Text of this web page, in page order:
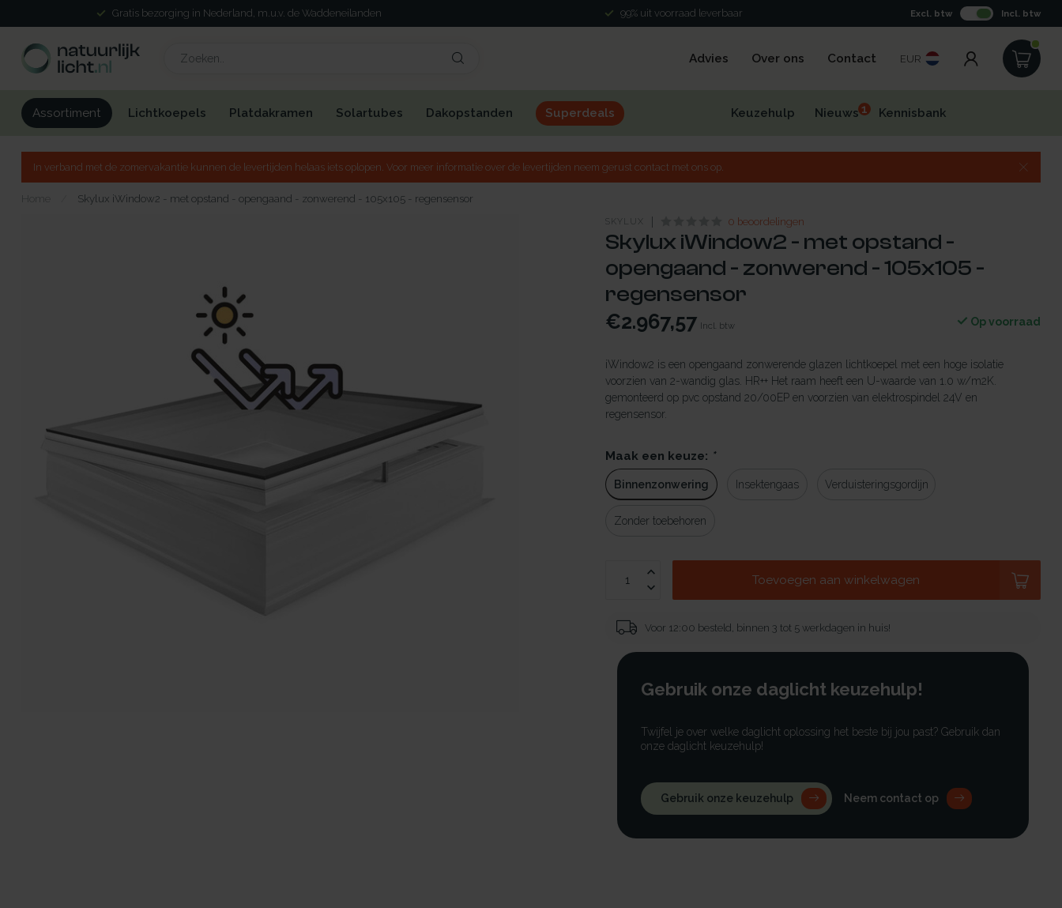
Gratis bezorging in Nederland, m.u.v. de Waddeneilanden 99% uit voorraad leverbaar Excl. btw Incl. btw
Advies Over ons Contact EUR
Assortiment Lichtkoepels Platdakramen Solartubes Dakopstanden Superdeals Keuzehulp Nieuws1 Kennisbank
In verband met de zomervakantie kunnen de levertijden helaas iets oplopen. Voor meer informatie over de levertijden neem gerust contact met ons op.
Home Skylux iWindow2 - met opstand - opengaand - zonwerend - 105x105 - regensensor
SKYLUX 0 beoordelingen
Skylux iWindow2 - met opstand -
opengaand - zonwerend - 105x105 -
regensensor
€2.967,57 Incl. btw Op voorraad
iWindow2 is een opengaand zonwerende glazen lichtkoepel met een hoge isolatie
voorzien van 2-wandig glas. HR++ Het raam heeft een U-waarde van 1.0 w/m2K.
gemonteerd op pvc opstand 20/00EP en voorzien van elektrospindel 24V en
regensensor.
Maak een keuze: *
Binnenzonwering Insektengaas Verduisteringsgordijn
Zonder toebehoren
Toevoegen aan winkelwagen
Voor 12:00 besteld, binnen 3 tot 5 werkdagen in huis!
Gebruik onze daglicht keuzehulp!
Twijfel je over welke daglicht oplossing het beste bij jou past? Gebruik dan
onze daglicht keuzehulp!
Gebruik onze keuzehulp Neem contact op